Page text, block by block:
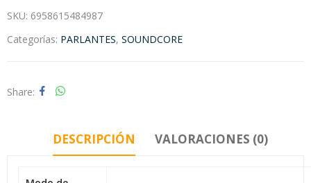
SKU: 6958615484987
Categorías: PARLANTES, SOUNDCORE
Share
DESCRIPCIÓN VALORACIONES (0)